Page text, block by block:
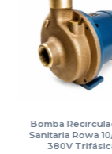
Bomba
Sanitaria Rowa
380V